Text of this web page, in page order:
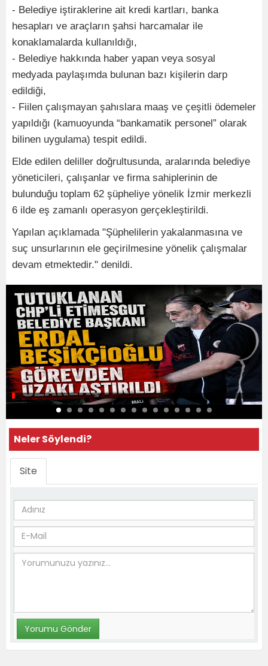
- Belediye iştiraklerine ait kredi kartları, banka
hesapları ve araçların şahsi harcamalar ile
konaklamalarda kullanıldığı,
- Belediye hakkında haber yapan veya sosyal
medyada paylaşımda bulunan bazı kişilerin darp
edildiği,
- Fiilen çalışmayan şahıslara maaş ve çeşitli ödemeler
yapıldığı (kamuoyunda “bankamatik personel” olarak
bilinen uygulama) tespit edildi.
Elde edilen deliller doğrultusunda, aralarında belediye
yöneticileri, çalışanlar ve firma sahiplerinin de
bulunduğu toplam 62 şüpheliye yönelik İzmir merkezli
6 ilde eş zamanlı operasyon gerçekleştirildi.
Yapılan açıklamada "Şüphelilerin yakalanmasına ve
suç unsurlarının ele geçirilmesine yönelik çalışmalar
devam etmektedir." denildi.
Neler Söylendi?
Site